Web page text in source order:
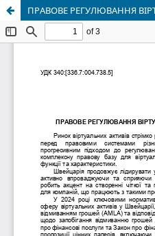
ПРАВОВЕ РЕГУЛЮВАННЯ